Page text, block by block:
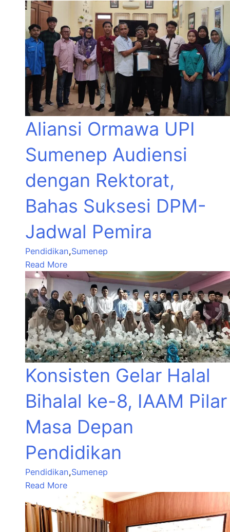
Aliansi Ormawa UPI
Sumenep Audiensi
dengan Rektorat,
Bahas Suksesi DPM-
Jadwal Pemira
Pendidikan,Sumenep
Read More
Konsisten Gelar Halal
Bihalal ke-8, IAAM Pilar
Masa Depan
Pendidikan
Pendidikan,Sumenep
Read More